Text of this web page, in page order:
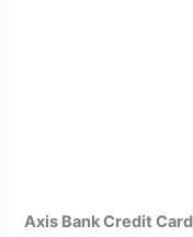
Axis Bank Credit Card